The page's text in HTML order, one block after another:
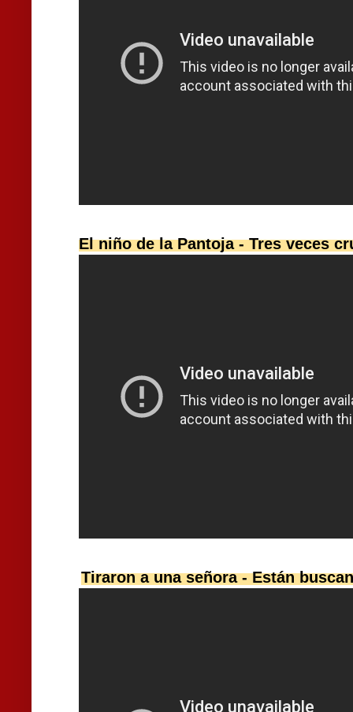
El niño de la Pantoja - Tres veces
Tiraron a una señora - Están